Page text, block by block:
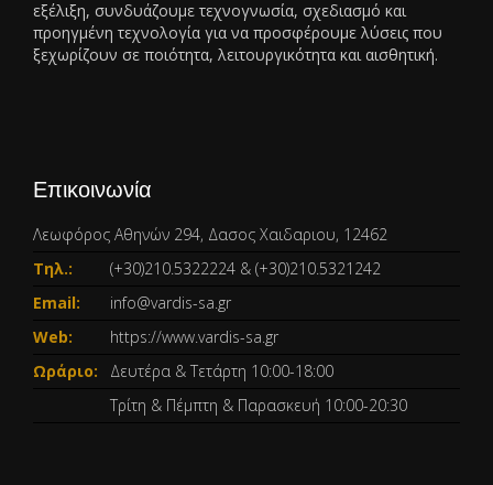
εξέλιξη, συνδυάζουμε τεχνογνωσία, σχεδιασμό και
προηγμένη τεχνολογία για να προσφέρουμε λύσεις που
ξεχωρίζουν σε ποιότητα, λειτουργικότητα και αισθητική.
Επικοινωνία
Λεωφόρος Αθηνών 294, Δασος Χαιδαριου, 12462
Τηλ.:
(+30)210.5322224 & (+30)210.5321242
Email:
info@vardis-sa.gr
Web:
https://www.vardis-sa.gr
Ωράριο:
Δευτέρα & Τετάρτη 10:00-18:00
Τρίτη & Πέμπτη & Παρασκευή 10:00-20:30